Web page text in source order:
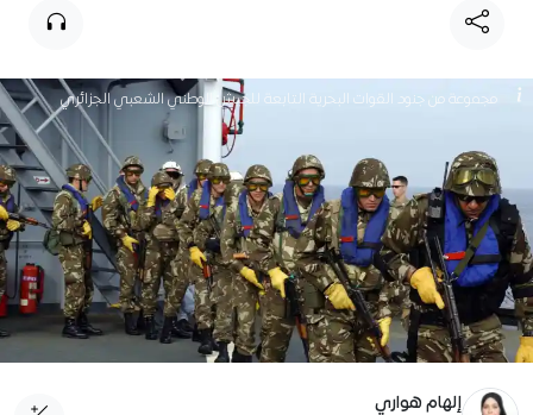
مجموعة من جنود القوات البحرية التابعة للجيش الوطني الشعبي الجزائري
إلهام هواري